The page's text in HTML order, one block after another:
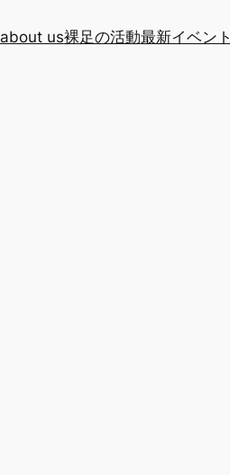
about us裸足の活動最新イベント